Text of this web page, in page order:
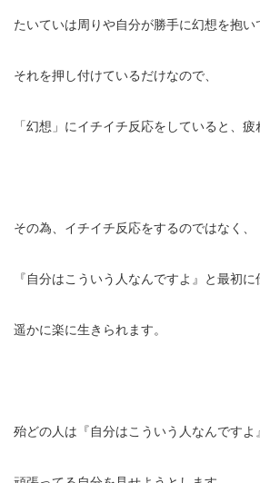
たいていは周りや自分が勝手に幻想を抱い
それを押し付けているだけなので、
「幻想」にイチイチ反応をしていると、疲
その為、イチイチ反応をするのではなく、
『自分はこういう人なんですよ』と最初
遥かに楽に生きられます。
殆どの人は『自分はこういう人なんですよ